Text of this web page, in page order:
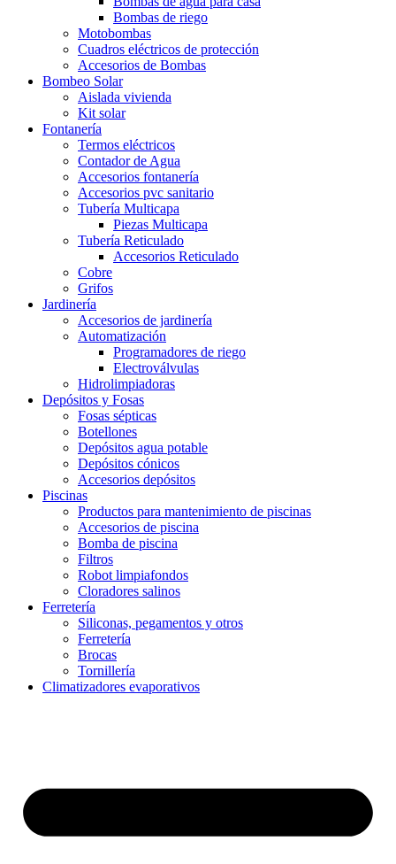
Bombas de riego
Motobombas
Cuadros eléctricos de protección
Accesorios de Bombas
Bombeo Solar
Aislada vivienda
Kit solar
Fontanería
Termos eléctricos
Contador de Agua
Accesorios fontanería
Accesorios pvc sanitario
Tubería Multicapa
Piezas Multicapa
Tubería Reticulado
Accesorios Reticulado
Cobre
Grifos
Jardinería
Accesorios de jardinería
Automatización
Programadores de riego
Electroválvulas
Hidrolimpiadoras
Depósitos y Fosas
Fosas sépticas
Botellones
Depósitos agua potable
Depósitos cónicos
Accesorios depósitos
Piscinas
Productos para mantenimiento de piscinas
Accesorios de piscina
Bomba de piscina
Filtros
Robot limpiafondos
Cloradores salinos
Ferretería
Siliconas, pegamentos y otros
Ferretería
Brocas
Tornillería
Climatizadores evaporativos